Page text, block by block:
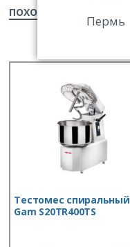
ПОХОЖИЕ ТОВАРЫ
Тестомес спиральный
Gam S20TR400TS
Пермь